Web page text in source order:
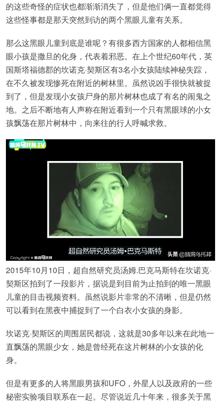
的这些奇怪的症状也都渐渐消失了，但是他们俩一直都觉得
这些怪事都是那天突然到访的两个黑眼儿童有关系。
那么这黑眼儿童到底是谁呢？有很多西方国家的人都相信黑
眼小孩是撒旦的化身，代表着邪恶。在上个世纪60年代，英
国斯塔福德郡的坎诺克·契斯区有3名小女孩陆续神秘失踪，
在不久被发现惨死在附近的树林里。虽然说凶手很快就被捉
到了，但是发现小女孩尸身的那片树林也成了有名的闹鬼之
地。之后不断地有人声称在附近看到一个只有黑眼球的小女
孩飘荡在那片树林中，向来往的行人呼喊求救。
2015年10月10日，超自然研究员汤姆.巴克马斯特在坎诺克·
契斯区拍到了一段影片，据说是到目前为止拍到的唯一黑眼
儿童的目击视频资料。虽然说影片非常的不清晰，但是仍然
可以看到在黑夜中捕捉到了一个白衣小女孩的身影。
坎诺克·契斯区的周围居民都说，这就是30多年以来在此地一
直飘荡的黑眼少女，她是曾经死在这片树林的小女孩的化
身。
但是有更多的人将黑眼男孩和UFO，外星人以及政府的一些
秘密实验项目联系在一起。尽管说近几十年来，很多关于黑